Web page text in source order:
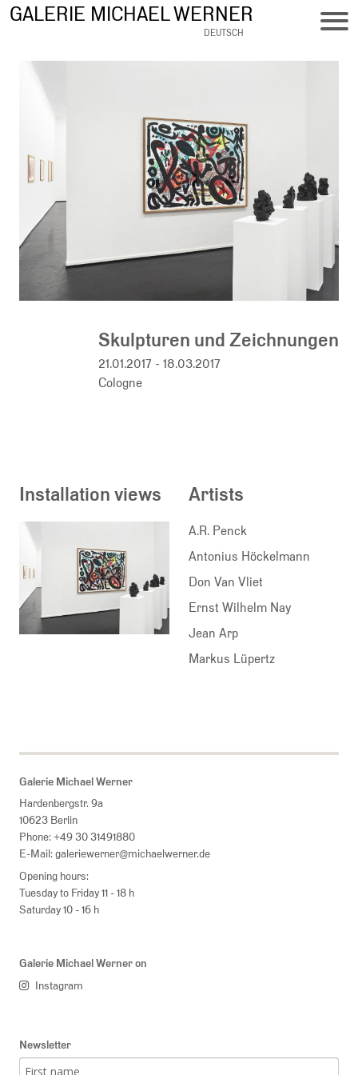
Skip
GALERIE MICHAEL WERNER
DEUTSCH
Skulpturen und Zeichnungen
21.01.2017 - 18.03.2017
Cologne
Installation views Artists
A.R. Penck
Antonius Höckelmann
Don Van Vliet
Ernst Wilhelm Nay
Jean Arp
Markus Lüpertz
Galerie Michael Werner
Hardenbergstr. 9a
10623 Berlin
Phone: +49 30 31491880
E-Mail: galeriewerner@michaelwerner.de
Opening hours:
Tuesday to Friday 11 - 18 h
Saturday 10 - 16 h
Galerie Michael Werner on
Instagram
Newsletter